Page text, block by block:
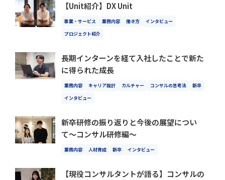
【Unit紹介】DX Unit
事業・サービス 業務内容 働き方
インタビュー
プロジェクト紹介
長期インターンを経て入社したことで新た
に得られた成長
業務内容 キャリア設計 カルチャー コンサルの思考法
新卒
インタビュー
新卒研修の振り返りと今後の展望につい
て〜コンサル研修編〜
業務内容 人材育成 新卒 インタビュー
【現役コンサルタントが語る】コンサルの